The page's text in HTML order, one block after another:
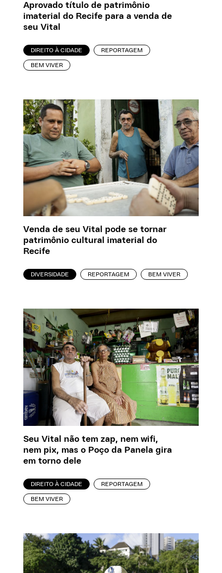
Aprovado título de patrimônio
imaterial do Recife para a venda de
seu Vital
DIREITO À CIDADE REPORTAGEM
BEM VIVER
Venda de seu Vital pode se tornar
patrimônio cultural imaterial do
Recife
DIVERSIDADE REPORTAGEM BEM VIVER
Seu Vital não tem zap, nem wifi,
nem pix, mas o Poço da Panela gira
em torno dele
DIREITO À CIDADE REPORTAGEM
BEM VIVER